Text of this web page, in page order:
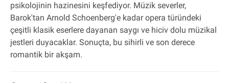
psikolojinin hazinesini keşfediyor. Müzik severler,
Barok'tan Arnold Schoenberg'e kadar opera türündeki
çeşitli klasik eserlere dayanan saygı ve hiciv dolu müzikal
jestleri duyacaklar. Sonuçta, bu sihirli ve son derece
romantik bir akşam.